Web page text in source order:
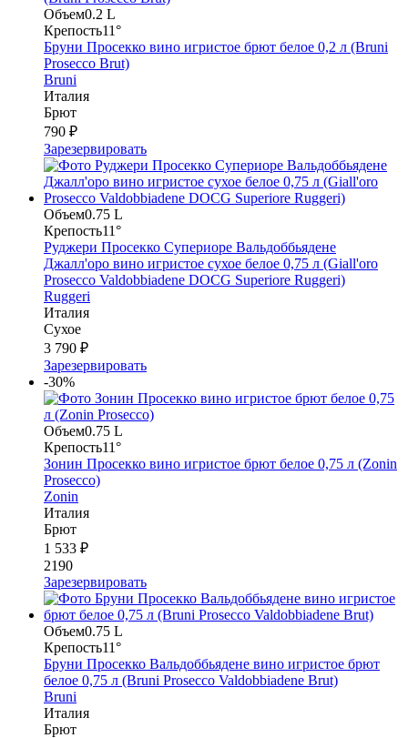
Объем0.2 L
Крепость11°
Бруни Просекко вино игристое брют белое 0,2 л (Bruni
Prosecco Brut)
Bruni
Италия
Брют
790 ₽
Зарезервировать
Объем0.75 L
Крепость11°
Руджери Просекко Супериоре Вальдоббьядене
Джалл'оро вино игристое сухое белое 0,75 л (Giall'oro
Prosecco Valdobbiadene DOCG Superiore Ruggeri)
Ruggeri
Италия
Сухое
3 790 ₽
Зарезервировать
-30%
Объем0.75 L
Крепость11°
Зонин Просекко вино игристое брют белое 0,75 л (Zonin
Prosecco)
Zonin
Италия
Брют
1 533 ₽
2190
Зарезервировать
Объем0.75 L
Крепость11°
Бруни Просекко Вальдоббьядене вино игристое брют
белое 0,75 л (Bruni Prosecco Valdobbiadene Brut)
Bruni
Италия
Брют